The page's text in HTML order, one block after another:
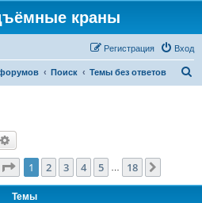
краны
Вход
Регистрация
Поиск Темы без ответов
Страница из 18
1 2 3 4 5 18
Темы